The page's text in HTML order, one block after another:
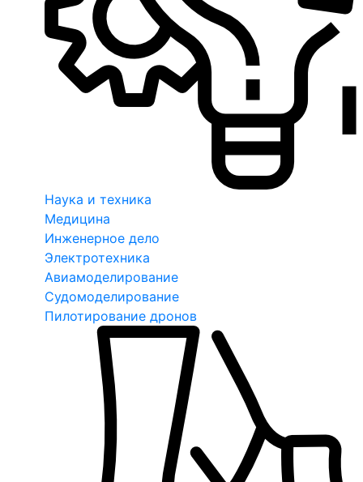
Наука и техника
Медицина
Инженерное дело
Электротехника
Авиамоделирование
Судомоделирование
Пилотирование дронов